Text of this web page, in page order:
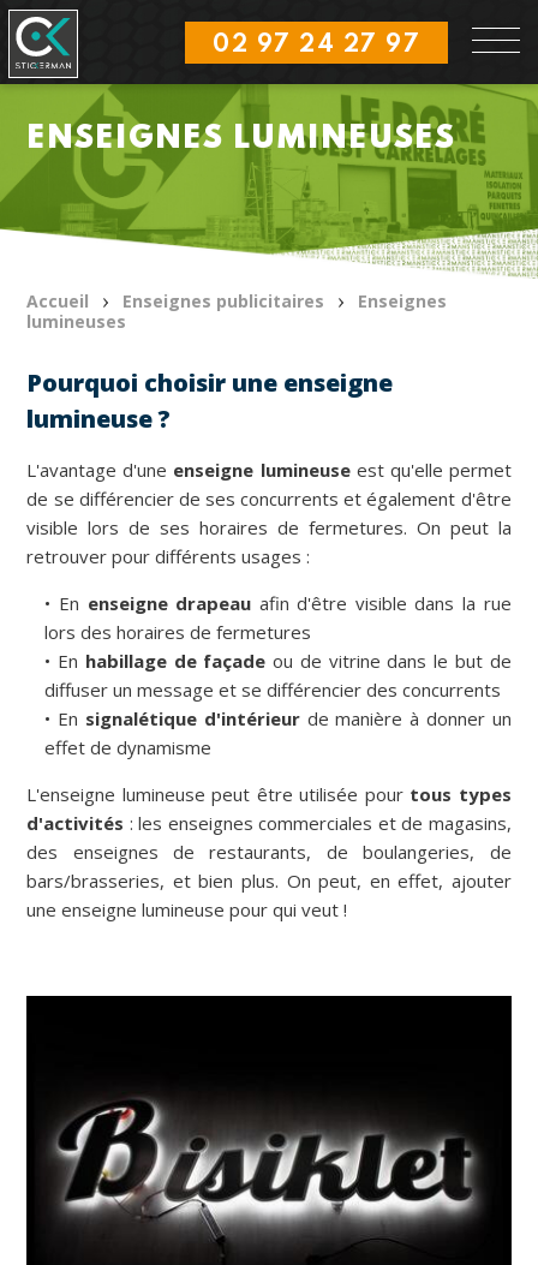
Aller
au
contenu
principal
02 97 24 27 97
ENSEIGNES LUMINEUSES
Accueil Enseignes publicitaires
Enseignes
lumineuses
Pourquoi choisir une enseigne
lumineuse ?
L'avantage d'une enseigne lumineuseest qu'elle permet
de se différencier de ses concurrents et également d'être
visible lors de ses horaires de fermetures. On peut la
retrouver pour différents usages :
En enseigne drapeau afin d'être visible dans la rue
lors des horaires de fermetures
En habillage de façade ou de vitrine dans le but de
diffuser un message et se différencier des concurrents
En signalétique d'intérieurde manière à donner un
effet de dynamisme
L'enseigne lumineuse peut être utilisée pour tous types
d'activités : les enseignes commerciales et de magasins,
des enseignes de restaurants, de boulangeries, de
bars/brasseries, et bien plus. On peut, en effet, ajouter
une enseigne lumineuse pour qui veut !
Panneau de gestion des cookies